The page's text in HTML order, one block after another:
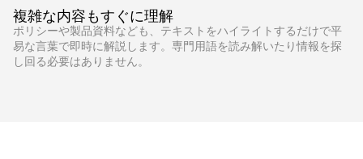
複雑な内容もすぐに理解
ポリシーや製品資料なども、テキストをハイライトするだけで平
易な言葉で即時に解説します。専門用語を読み解いたり情報を探
し回る必要はありません。